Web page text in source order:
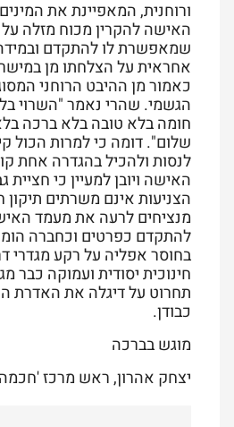
ורוחנית, המאפיינת את
האישה להקרין מכוח מזלה על
שמאפשרת לו להתקדם
אחראית על הצלחתו מן
כאמור מן ההיבט הרוחני
הגשמי. שהרי נאמר "השרוי
חומה בלא טובה בלא ברכה
שלום". דומה כי למרות הכול
לנסות ולהכיל בהגדרה אחת
האישה ויובן למעיין כי חציית
הצניעות אינם משרתים
מנציחים לרעה את מעמד
להתקדם כפרטים וכחברה
בחוסר אפליה על רקע מגדרי
חינוכית יסודית ועמוקה כבר
תחרוט על דיגלה את האדרת
כבודן.
מוגש בברכה
יצחק אהרון, ראש מרכז